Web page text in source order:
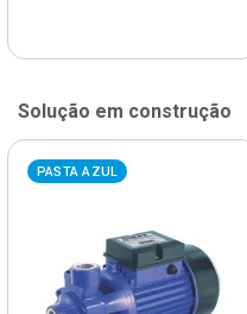
Solução em construção
PASTA AZUL